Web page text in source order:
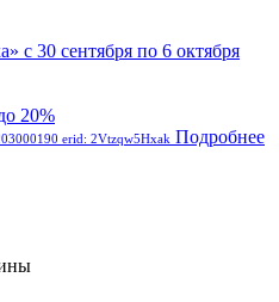
с 30 сентября по 6 октября
20%
erid: 2Vtzqw5Hxak Подробнее